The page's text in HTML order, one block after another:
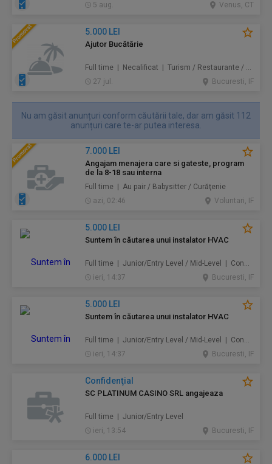
5 aug.
Venus, CT
5.000 LEI
Ajutor Bucătărie
Full time | Necalificat | Turism / Restaurante / Hoteluri
27 jul.
Bucuresti, IF
Nu am găsit anunțuri conform căutării tale, dar am găsit 112
anunțuri care te-ar putea interesa.
7.000 LEI
Angajam menajera care si gateste, program
de la 8-18 sau interna
Full time | Au pair / Babysitter / Curăţenie
azi, 02:46
Voluntari, IF
5.000 LEI
Suntem în căutarea unui instalator HVAC
Full time | Junior/Entry Level / Mid-Level | Construcţii / Amenajări
ieri, 14:37
Bucuresti, IF
5.000 LEI
Suntem în căutarea unui instalator HVAC
Full time | Junior/Entry Level / Mid-Level | Construcţii / Amenajări
ieri, 14:37
Bucuresti, IF
Confidenţial
SC PLATINUM CASINO SRL angajeaza
Full time | Junior/Entry Level
ieri, 13:54
Bucuresti, IF
6.000 LEI